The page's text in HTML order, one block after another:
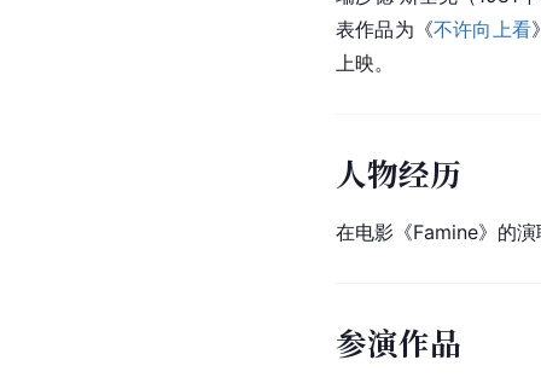
表作品为《不许向上看
上映。
人物经历
在电影《Famine》的
参演作品